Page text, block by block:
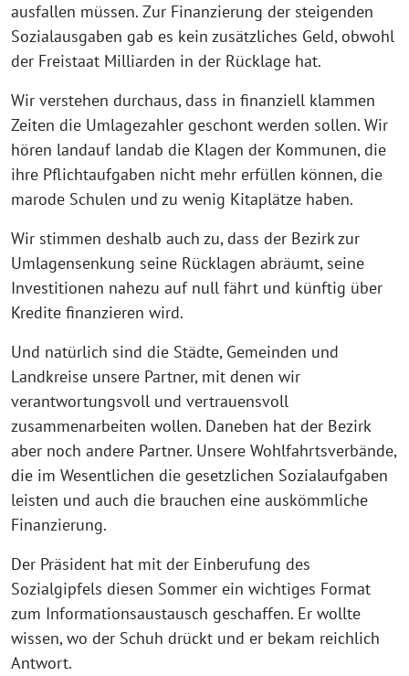
ausfallen müssen. Zur Finanzierung der steigenden
Sozialausgaben gab es kein zusätzliches Geld, obwohl
der Freistaat Milliarden in der Rücklage hat.
Wir verstehen durchaus, dass in finanziell klammen
Zeiten die Umlagezahler geschont werden sollen. Wir
hören landauf landab die Klagen der Kommunen, die
ihre Pflichtaufgaben nicht mehr erfüllen können, die
marode Schulen und zu wenig Kitaplätze haben.
Wir stimmen deshalb auch zu, dass der Bezirk zur
Umlagensenkung seine Rücklagen abräumt, seine
Investitionen nahezu auf null fährt und künftig über
Kredite finanzieren wird.
Und natürlich sind die Städte, Gemeinden und
Landkreise unsere Partner, mit denen wir
verantwortungsvoll und vertrauensvoll
zusammenarbeiten wollen. Daneben hat der Bezirk
aber noch andere Partner. Unsere Wohlfahrtsverbände,
die im Wesentlichen die gesetzlichen Sozialaufgaben
leisten und auch die brauchen eine auskömmliche
Finanzierung.
Der Präsident hat mit der Einberufung des
Sozialgipfels diesen Sommer ein wichtiges Format
zum Informationsaustausch geschaffen. Er wollte
wissen, wo der Schuh drückt und er bekam reichlich
Antwort.